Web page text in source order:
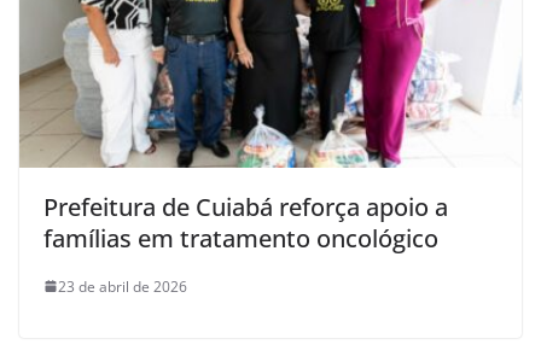
Prefeitura de Cuiabá reforça apoio a
famílias em tratamento oncológico
23 de abril de 2026